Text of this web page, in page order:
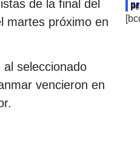
de la final del
martes próximo en
seleccionado
vencieron en